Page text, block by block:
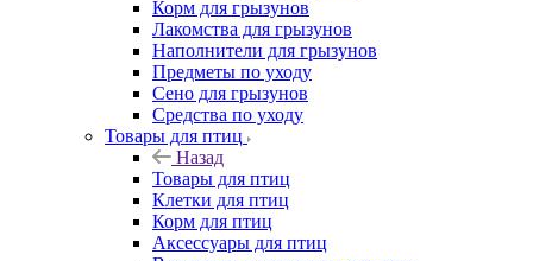
Корм для грызунов
Лакомства для грызунов
Наполнители для грызунов
Предметы по уходу
Сено для грызунов
Средства по уходу
Товары для птиц
Назад
Товары для птиц
Клетки для птиц
Корм для птиц
Аксессуары для птиц